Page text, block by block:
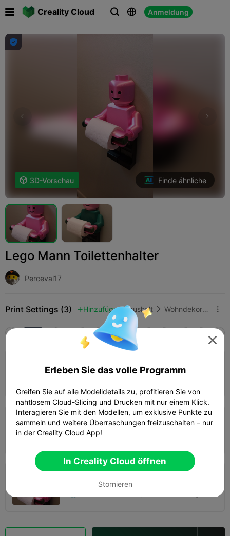
Creality Cloud   Anmeldung
 

 3D-Vorschau Finde ähnliche
Lego Mann Toilettenhalter
Perceval17
Print Settings (3)  Hinzufügen Haushalt  Wohndekoration & Ornamente 
K2 Pro
0.2mm layer, 2 walls, 15% infill
0.2mm layer, 2 walls, 10 infill
 07h 32m

Erleben Sie das volle Programm
Greifen Sie auf alle Modelldetails zu, profitieren Sie von
nahtlosem Cloud-Slicing und Drucken mit nur einem Klick.
Interagieren Sie mit den Modellen, um exklusive Punkte zu
sammeln und weitere Überraschungen freizuschalten – nur
in der Creality Cloud App!
In Creality Cloud öffnen
Stornieren